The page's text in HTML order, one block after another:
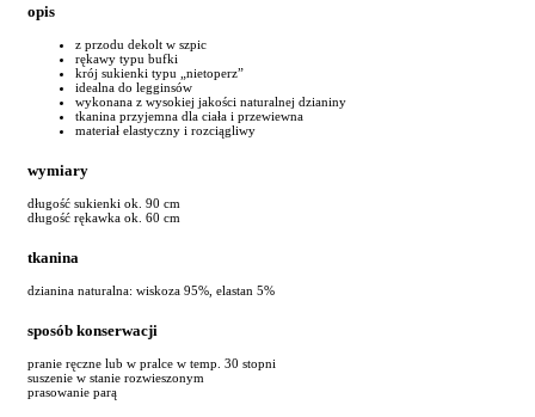
opis
z przodu dekolt w szpic
rękawy typu bufki
krój sukienki typu „nietoperz”
idealna do legginsów
wykonana z wysokiej jakości naturalnej dzianiny
tkanina przyjemna dla ciała i przewiewna
materiał elastyczny i rozciągliwy
wymiary
długość sukienki ok. 90 cm
długość rękawka ok. 60 cm
tkanina
dzianina naturalna: wiskoza 95%, elastan 5%
sposób konserwacji
pranie ręczne lub w pralce w temp. 30 stopni
suszenie w stanie rozwieszonym
prasowanie parą